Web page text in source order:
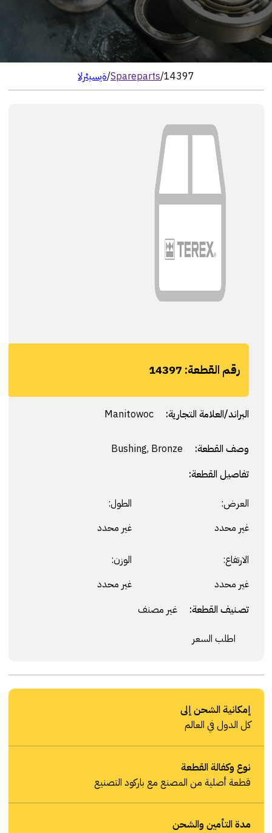
الرئيسية/Spareparts/14397
رقم القطعة: 14397
البراند/العلامة التجارية: Manitowoc
وصف القطعة:
تفاصيل القطعة:
العرض:
غير محدد
الطول:
غير محدد
الارتفاع:
غير محدد
الوزن:
غير محدد
تصنيف القطعة: غير مصنف
اطلب السعر
إمكانية الشحن إلى
كل الدول في العالم
نوع وكفالة القطعة
قطعة أصلية من المصنع مع باركود التصنيع
مدة التأمين والشحن